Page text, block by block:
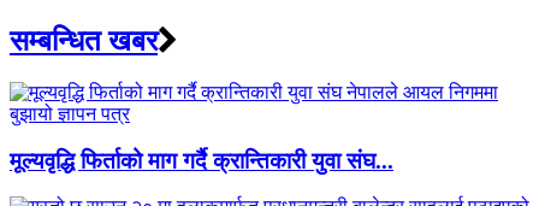
सम्बन्धित खबर
मूल्यवृद्धि फिर्ताको माग गर्दै क्रान्तिकारी युवा संघ...